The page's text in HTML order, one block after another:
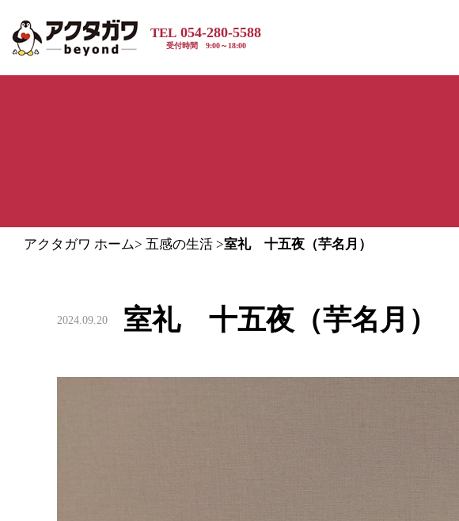
TEL 054-280-5588
受付時間 9:00～18:00
アクタガワ ホーム> 五感の生活 >室礼 十五夜（芋名月）
2024.09.20 室礼 十五夜（芋名月）